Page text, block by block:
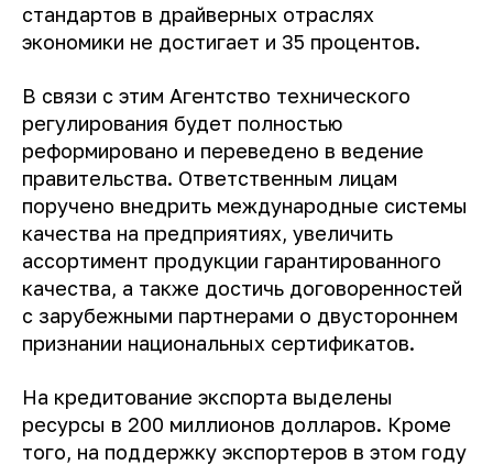
стандартов в драйверных отраслях
экономики не достигает и 35 процентов.
В связи с этим Агентство технического
регулирования будет полностью
реформировано и переведено в ведение
правительства. Ответственным лицам
поручено внедрить международные системы
качества на предприятиях, увеличить
ассортимент продукции гарантированного
качества, а также достичь договоренностей
с зарубежными партнерами о двустороннем
признании национальных сертификатов.
На кредитование экспорта выделены
ресурсы в 200 миллионов долларов. Кроме
того, на поддержку экспортеров в этом году